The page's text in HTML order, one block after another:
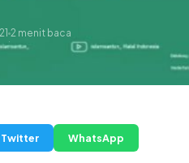
.2 menit baca
Twitter WhatsApp